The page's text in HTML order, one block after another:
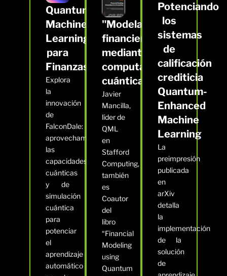
Quantum
Machine
Learning
para
Finanzas
Explora
la
innovación
de
FalconDale:
aprovechamos
las
capacidades
cuánticas
y de
simulación
cuántica
para
potenciar
el
aprendizaje
automático
"Modelado
financiero
mediante
computación
cuántica"
Javier
Mancilla,
líder de
QML
en
Stafford
Computing,
también
es
Coautor
del
libro
“Financial
Modeling
using
Quantum
Potenciando
los
sistemas
de
calificación
crediticia
Quantum-
Enhanced
Machine
Learning
La
preimpresión
publicada
en
arXiv
detalla
la
implementación
de la
solución
de